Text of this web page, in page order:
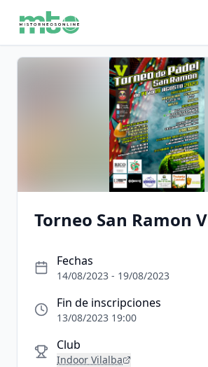
Torneo San Ramon V
Fechas
14/08/2023 - 19/08/2023
Fin de inscripciones
13/08/2023 19:00
Club
Indoor Vilalba